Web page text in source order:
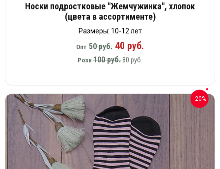
Носки подростковые "Жемчужинка", хлопок
(цвета в ассортименте)
Размеры: 10-12 лет
Опт 50 руб. 40 руб.
Розн 100 руб.80 руб.
-20%